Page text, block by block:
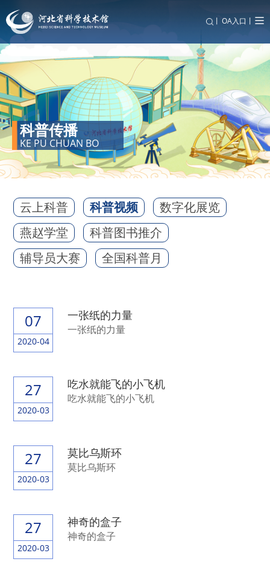
丨 OA入口丨
科普传播
KE PU CHUAN BO
云上科普 科普视频
数字化展览
燕赵学堂
科普图书推介
辅导员大赛
全国科普月
07
2020-04
一张纸的力量
一张纸的力量
27
2020-03
吃水就能飞的小飞机
吃水就能飞的小飞机
27
2020-03
莫比乌斯环
莫比乌斯环
27
2020-03
神奇的盒子
神奇的盒子